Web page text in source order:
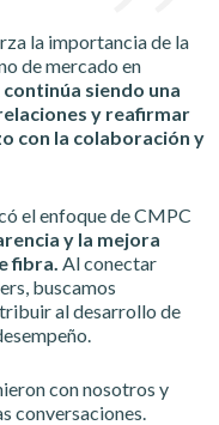
la importancia de la
de mercado en
siendo una
y reafirmar
con la colaboración y
el enfoque de CMPC
y la mejora
fibra. Al conectar
buscamos
al desarrollo de
con nosotros y
conversaciones.